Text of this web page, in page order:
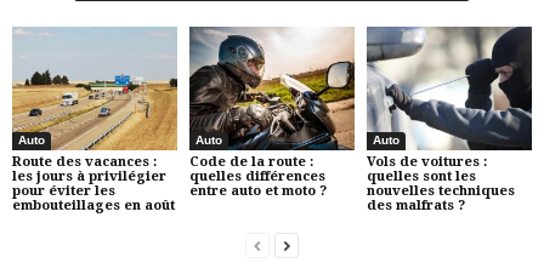
Auto
Route des vacances :
les jours à privilégier
pour éviter les
embouteillages en août
Auto
Code de la route :
quelles différences
entre auto et moto ?
Auto
Vols de voitures :
quelles sont les
nouvelles techniques
des malfrats ?